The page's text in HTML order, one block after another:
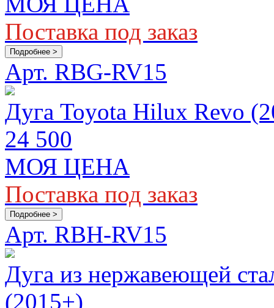
Поставка под заказ
Подробнее >
Арт. RBG-RV15
Дуга Toyota Hilux Revo
24 500
МОЯ ЦЕНА
Поставка под заказ
Подробнее >
Арт. RBH-RV15
Дуга из нержавеющей
(2015+)